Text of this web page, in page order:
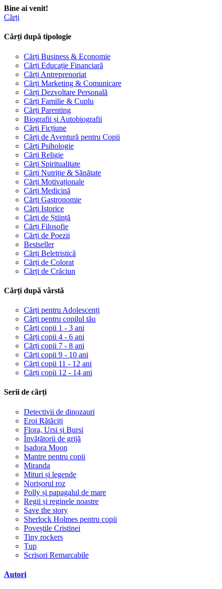
Bine ai venit!
Cărți
Cărți după tipologie
Cărți Business & Economie
Cărți Educație Financiară
Cărți Antreprenoriat
Cărți Marketing & Comunicare
Cărți Dezvoltare Personală
Cărți Familie & Cuplu
Cărți Parenting
Biografii și Autobiografii
Cărți Ficțiune
Cărți de Aventură pentru Copii
Cărți Psihologie
Cărți Religie
Cărți Spiritualitate
Cărți Nutriție & Sănătate
Cărți Motivaționale
Cărți Medicină
Cărți Gastronomie
Cărți Istorice
Cărți de Știință
Cărți Filosofie
Cărți de Poezii
Bestseller
Cărți Beletristică
Cărți de Colorat
Cărți de Crăciun
Cărți după vârstă
Cărți pentru Adolescenți
Cărți pentru copilul tău
Cărți copii 1 - 3 ani
Cărți copii 4 - 6 ani
Cărți copii 7 - 8 ani
Cărți copii 9 - 10 ani
Cărți copii 11 - 12 ani
Cărți copii 12 - 14 ani
Serii de cărți
Detectivii de dinozauri
Eroi Rătăciți
Flora, Ursi și Bursi
Învățătorii de grijă
Isadora Moon
Mantre pentru copii
Miranda
Mituri și legende
Norișorul roz
Polly și papagalul de mare
Regii și reginele noastre
Save the story
Sherlock Holmes pentru copii
Poveștile Cristinei
Tiny rockers
Țup
Scrisori Remarcabile
Autori